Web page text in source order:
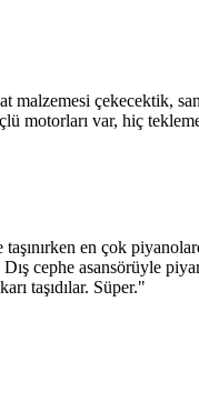
malzemesi çekecektik,
motorları var, hiç
en çok
cephe asansörüyle
taşıdılar. Süper."